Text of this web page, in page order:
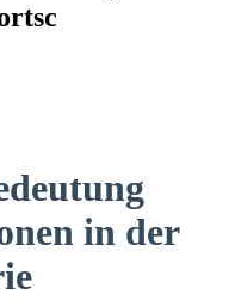
in der